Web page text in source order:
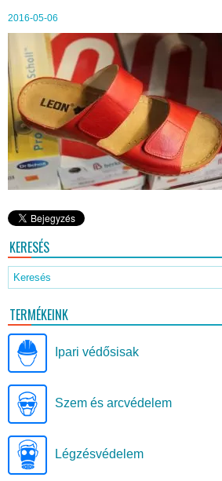
2016-05-06
KERESÉS
TERMÉKEINK
Ipari védősisak
Szem és arcvédelem
Légzésvédelem